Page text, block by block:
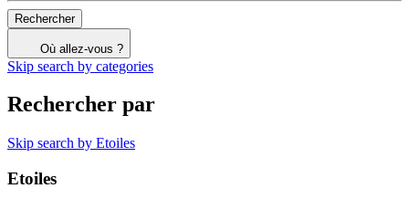
Rechercher
Où allez-vous ?
Skip search by categories
Rechercher par
Skip search by Etoiles
Etoiles